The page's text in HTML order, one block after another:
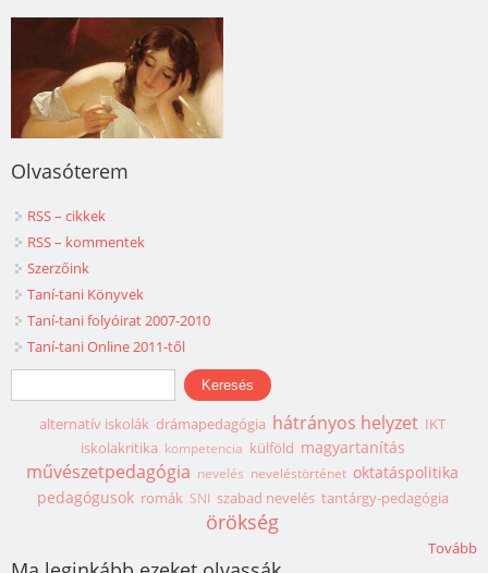
Olvasóterem
RSS – cikkek
RSS – kommentek
Szerzőink
Taní-tani Könyvek
Taní-tani folyóirat 2007-2010
Taní-tani Online 2011-től
Keresés űrlap
Keresés
alternatív iskolák drámapedagógia hátrányos helyzet IKT
iskolakritika kompetencia külföld magyartanítás
művészetpedagógia nevelés neveléstörténet oktatáspolitika
pedagógusok romák SNI szabad nevelés tantárgy-pedagógia
örökség
Tovább